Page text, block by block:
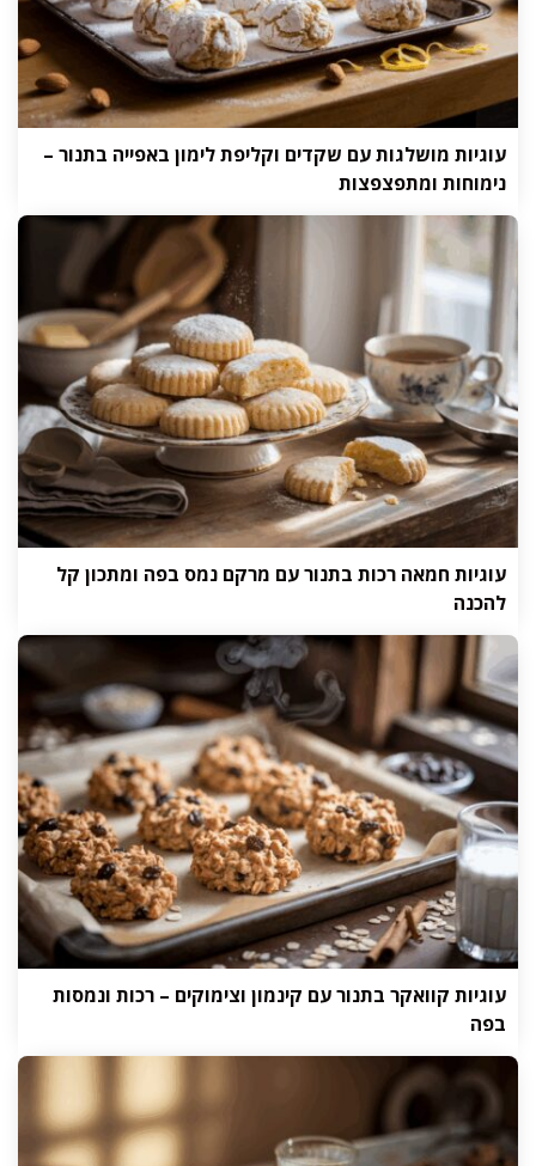
עוגיות מושלגות עם שקדים וקליפת לימון באפייה בתנור –
נימוחות ומתפצפצות
עוגיות חמאה רכות בתנור עם מרקם נמס בפה ומתכון קל
להכנה
עוגיות קוואקר בתנור עם קינמון וצימוקים – רכות ונמסות
בפה